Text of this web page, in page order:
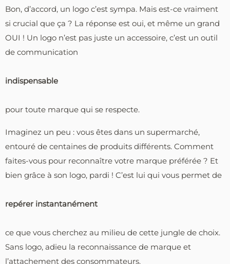
Bon, d’accord, un logo c’est sympa. Mais est-ce vraiment
si crucial que ça ? La réponse est oui, et même un grand
OUI ! Un logo n’est pas juste un accessoire, c’est un outil
de communication
indispensable
pour toute marque qui se respecte.
Imaginez un peu : vous êtes dans un supermarché,
entouré de centaines de produits différents. Comment
faites-vous pour reconnaître votre marque préférée ? Et
bien grâce à son logo, pardi ! C’est lui qui vous permet de
repérer instantanément
ce que vous cherchez au milieu de cette jungle de choix.
Sans logo, adieu la reconnaissance de marque et
l’attachement des consommateurs.